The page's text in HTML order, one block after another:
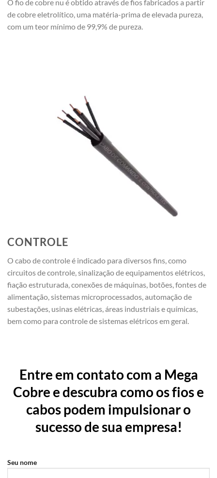
O fio de cobre nu é obtido através de fios fabricados a partir
de cobre eletrolítico, uma matéria-prima de elevada pureza,
com um teor mínimo de 99,9% de pureza.
CONTROLE
O cabo de controle é indicado para diversos fins, como
circuitos de controle, sinalização de equipamentos elétricos,
fiação estruturada, conexões de máquinas, botões, fontes de
alimentação, sistemas microprocessados, automação de
subestações, usinas elétricas, áreas industriais e químicas,
bem como para controle de sistemas elétricos em geral.
Entre em contato com a Mega
Cobre e descubra como os fios e
cabos podem impulsionar o
sucesso de sua empresa!
Seu nome